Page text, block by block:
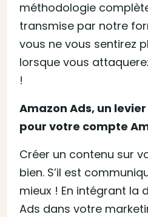
méthodologie
transmise par notre
vous ne vous sentirez
lorsque vous
!
Amazon Ads, un
pour votre compte
Créer un contenu sur
bien. S’il est
mieux ! En intégrant la
Ads dans votre